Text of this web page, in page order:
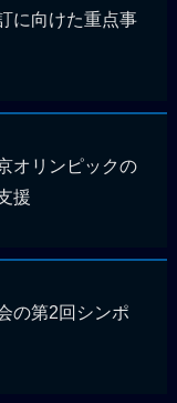
に向けた重点事
オリンピックの
援
の第2回シンポ